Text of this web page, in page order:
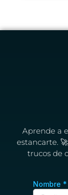
Aprende a
estancarte.
trucos de